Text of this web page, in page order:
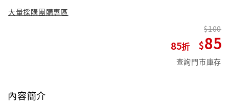
大量採購團購專區
85
100
85
查詢門市庫存
內容簡介